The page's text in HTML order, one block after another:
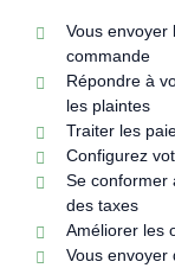
Vous envoyer
commande
Répondre à
les plaintes
Traiter les
Configurez
Se conformer
des taxes
Améliorer les
Vous envoyer